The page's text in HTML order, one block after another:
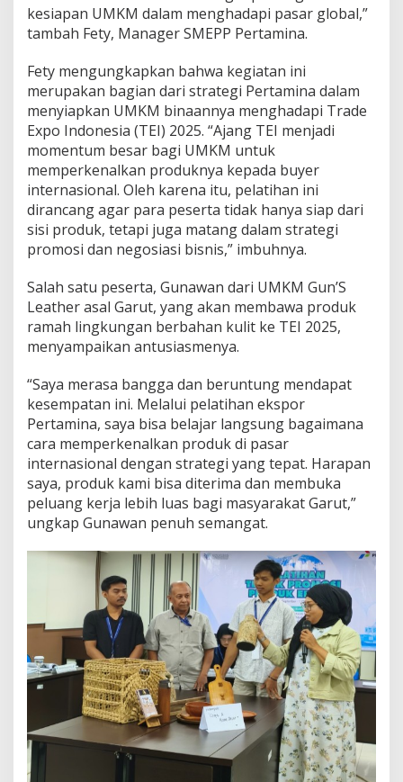
kesiapan UMKM dalam menghadapi pasar global,”
tambah Fety, Manager SMEPP Pertamina.
Fety mengungkapkan bahwa kegiatan ini
merupakan bagian dari strategi Pertamina dalam
menyiapkan UMKM binaannya menghadapi Trade
Expo Indonesia (TEI) 2025. “Ajang TEI menjadi
momentum besar bagi UMKM untuk
memperkenalkan produknya kepada buyer
internasional. Oleh karena itu, pelatihan ini
dirancang agar para peserta tidak hanya siap dari
sisi produk, tetapi juga matang dalam strategi
promosi dan negosiasi bisnis,” imbuhnya.
Salah satu peserta, Gunawan dari UMKM Gun’S
Leather asal Garut, yang akan membawa produk
ramah lingkungan berbahan kulit ke TEI 2025,
menyampaikan antusiasmenya.
“Saya merasa bangga dan beruntung mendapat
kesempatan ini. Melalui pelatihan ekspor
Pertamina, saya bisa belajar langsung bagaimana
cara memperkenalkan produk di pasar
internasional dengan strategi yang tepat. Harapan
saya, produk kami bisa diterima dan membuka
peluang kerja lebih luas bagi masyarakat Garut,”
ungkap Gunawan penuh semangat.